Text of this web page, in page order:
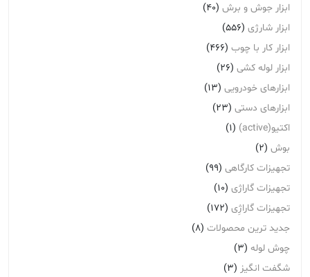
ابزار جوش و برش (40)
ابزار شارژی (556)
ابزار کار با چوب (466)
ابزار لوله کشی (26)
ابزارهای خودرویی (13)
ابزارهای دستی (23)
اکتیو(active)
(1)
بوش (2)
تجهیزات کارگاهی (99)
تجهیزات گاراژی (10)
تجهیزات گاراژِی (172)
جدید ترین محصولات (8)
چوش لوله (3)
شگفت انگیز (3)